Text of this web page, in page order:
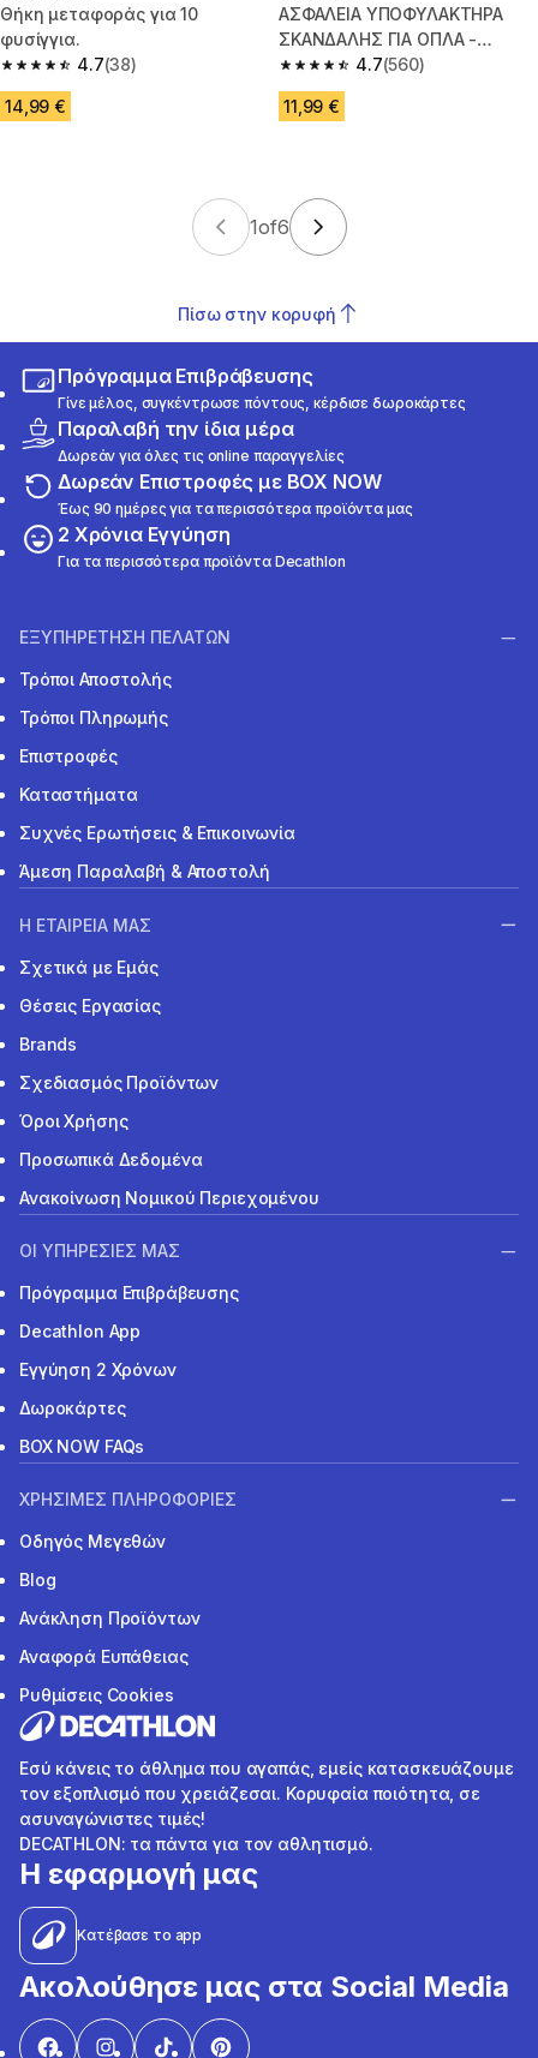
Θήκη μεταφοράς για 10
φυσίγγια.
4.7
4.7 out of 5 stars from 38 reviews
(38)
14,99 €
ΑΣΦΑΛΕΙΑ ΥΠΟΦΥΛΑΚΤΗΡΑ
ΣΚΑΝΔΑΛΗΣ ΓΙΑ ΟΠΛΑ -
ΚΟΚΚΙΝΟ 4.7
4.7 out of 5 stars from 560
(560)
11,99 €
1of6
Πίσω στην κορυφή
Πρόγραμμα Επιβράβευσης
Γίνε μέλος, συγκέντρωσε πόντους, κέρδισε δωροκάρτες
Παραλαβή την ίδια μέρα
Δωρεάν για όλες τις online παραγγελίες
Δωρεάν Επιστροφές με BOX NOW
Έως 90 ημέρες για τα περισσότερα προϊόντα μας
2 Χρόνια Εγγύηση
Για τα περισσότερα προϊόντα Decathlon
ΕΞΥΠΗΡΕΤΗΣΗ ΠΕΛΑΤΩΝ
Τρόποι Αποστολής
Τρόποι Πληρωμής
Επιστροφές
Καταστήματα
Συχνές Ερωτήσεις & Επικοινωνία
Άμεση Παραλαβή & Αποστολή
Η ΕΤΑΙΡΕΙΑ ΜΑΣ
Σχετικά με Εμάς
Θέσεις Εργασίας
Brands
Σχεδιασμός Προϊόντων
Όροι Χρήσης
Προσωπικά Δεδομένα
Ανακοίνωση Νομικού Περιεχομένου
ΟΙ ΥΠΗΡΕΣΙΕΣ ΜΑΣ
Πρόγραμμα Επιβράβευσης
Decathlon App
Εγγύηση 2 Χρόνων
Δωροκάρτες
BOX NOW FAQs
ΧΡΗΣΙΜΕΣ ΠΛΗΡΟΦΟΡΙΕΣ
Οδηγός Μεγεθών
Blog
Ανάκληση Προϊόντων
Αναφορά Ευπάθειας
Ρυθμίσεις Cookies
Εσύ κάνεις το άθλημα που αγαπάς, εμείς κατασκευάζουμε
τον εξοπλισμό που χρειάζεσαι. Κορυφαία ποιότητα, σε
ασυναγώνιστες τιμές!
DECATHLON: τα πάντα για τον αθλητισμό.
Η εφαρμογή μας
Κατέβασε το app
Ακολούθησε μας στα Social Media